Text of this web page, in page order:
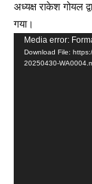
अध्यक्ष राकेश गोयल
गया।
Video
Player
Media error:
Download File:
20250430-